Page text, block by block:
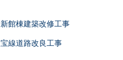
館棟建築改修工事
線道路改良工事